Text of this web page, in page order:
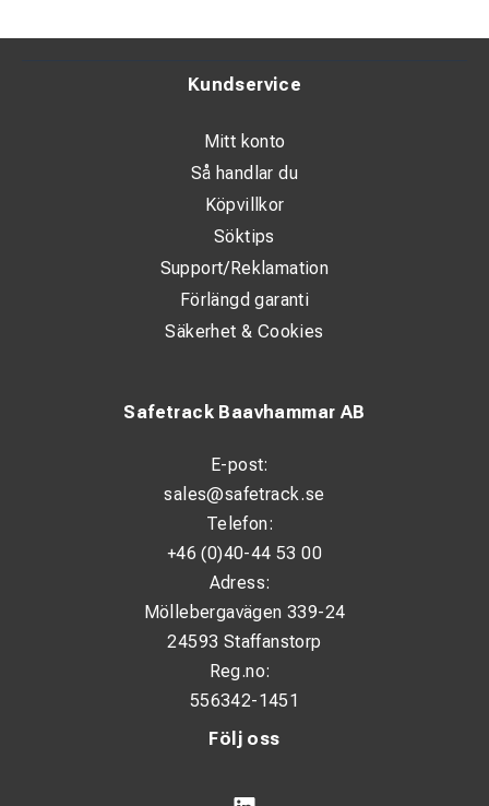
Följ oss
Safetrack Baavhammar AB
E-post:
sales@safetrack.se
Telefon:
+46 (0)40-44 53 00
Adress:
Möllebergavägen 339-24
24593 Staffanstorp
Reg.no:
556342-1451
Kundservice
Mitt konto
Så handlar du
Köpvillkor
Söktips
Support/Reklamation
Förlängd garanti
Säkerhet & Cookies